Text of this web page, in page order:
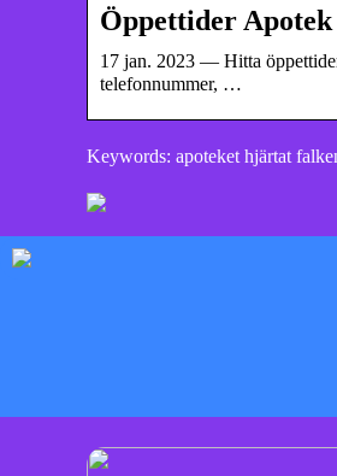
Öppettider
17 jan. 2023 — Hitta
telefonnummer, …
Keywords: apoteket hjärtat